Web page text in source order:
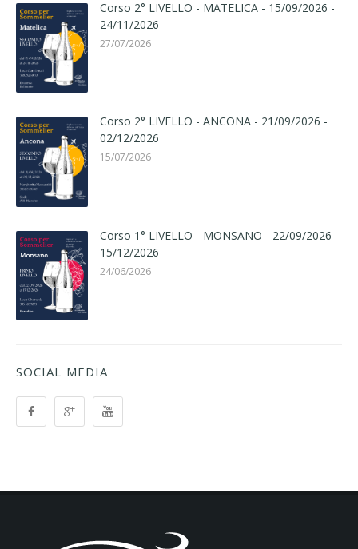
Corso 2° LIVELLO - MATELICA - 15/09/2026 -
24/11/2026
27/07/2026
Corso 2° LIVELLO - ANCONA - 21/09/2026 -
02/12/2026
15/07/2026
Corso 1° LIVELLO - MONSANO - 22/09/2026 -
15/12/2026
24/06/2026
SOCIAL MEDIA